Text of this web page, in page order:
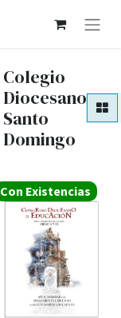
Colegio
Diocesano
Santo
Domingo
Con Existencias